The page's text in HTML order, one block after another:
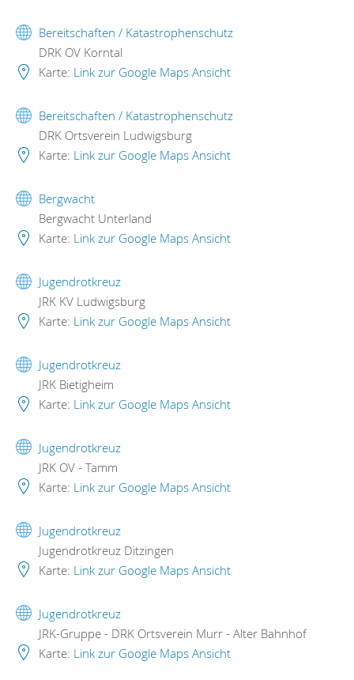
Bereitschaften / Katastrophenschutz
DRK OV Korntal
Karte: Link zur Google Maps Ansicht
Bereitschaften / Katastrophenschutz
DRK Ortsverein Ludwigsburg
Karte: Link zur Google Maps Ansicht
Bergwacht
Bergwacht Unterland
Karte: Link zur Google Maps Ansicht
Jugendrotkreuz
JRK KV Ludwigsburg
Karte: Link zur Google Maps Ansicht
Jugendrotkreuz
JRK Bietigheim
Karte: Link zur Google Maps Ansicht
Jugendrotkreuz
JRK OV - Tamm
Karte: Link zur Google Maps Ansicht
Jugendrotkreuz
Jugendrotkreuz Ditzingen
Karte: Link zur Google Maps Ansicht
Jugendrotkreuz
JRK-Gruppe - DRK Ortsverein Murr - Alter Bahnhof
Karte: Link zur Google Maps Ansicht